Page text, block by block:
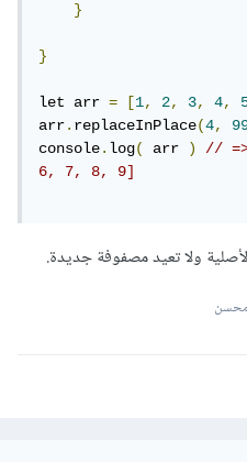
}
}
let arr = [1, 2, 3, 4,
arr.replaceInPlace(4,
console.log( arr )
//
6, 7, 8, 9]
ولا تعيد مصفوفة جديدة.